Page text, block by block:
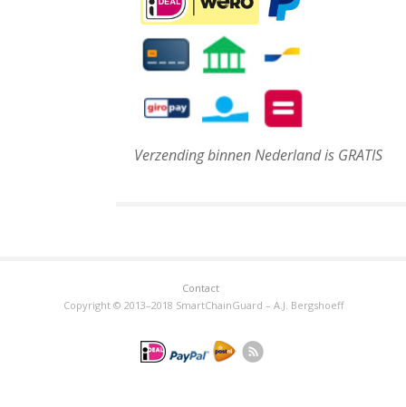
Verzending binnen Nederland is GRATIS
Contact
Copyright © 2013–2018 SmartChainGuard – A.J. Bergshoeff